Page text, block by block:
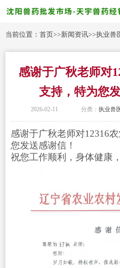
当前位置：首页>>新闻资讯>>执业兽
感谢于广秋老师对
支持，特为您
2026-02-11 分类： 执业兽
感谢于广秋老师对12316
您发送感谢信！
祝您工作顺利，身体健康